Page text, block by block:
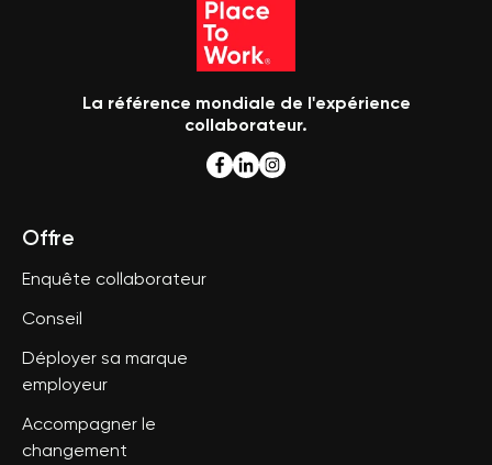
La référence mondiale de l'expérience
collaborateur.
Offre
Enquête collaborateur
Conseil
Déployer sa marque
employeur
Accompagner le
changement